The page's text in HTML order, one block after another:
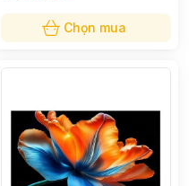
Chọn mua